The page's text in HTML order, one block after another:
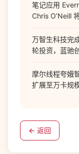
笔记应用
Chris O’Neill
万智生科技完
轮投资，蓝驰
摩尔线程夸娥
扩展至万卡规
← 返回